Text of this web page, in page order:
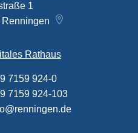
1
Renningen
Rathaus
7159 924-0
7159 924-103